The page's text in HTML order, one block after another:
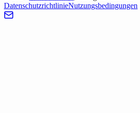
DatenschutzrichtlinieNutzungsbedingungen